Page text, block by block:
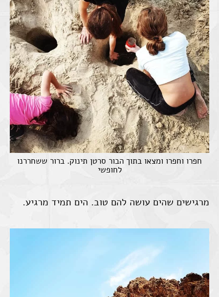
חפרו וחפרו ומצאו בתוך הבור סרטן תינוק. ברור ששחררנו
לחופשי
מרגישים שהים עושה להם טוב. הים תמיד מרגיע.